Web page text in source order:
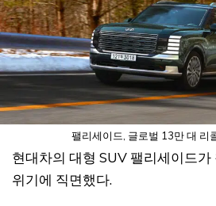
팰리세이드, 글로벌 13만 대 리
현대차의 대형 SUV 팰리세이드가
위기에 직면했다.